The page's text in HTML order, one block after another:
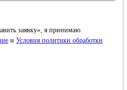
заявку», я принимаю
и Условия политики обработки